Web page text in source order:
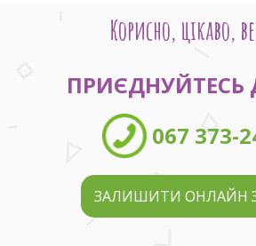
Корисно, цікаво,
ПРИЄДНУЙТЕСЬ
067 373-
ЗАЛИШИТИ ОНЛАЙН